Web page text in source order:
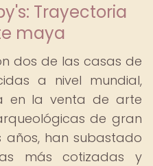
Trayectoria
maya
dos de las casas de
a nivel mundial,
en la venta de arte
de gran
han subastado
más cotizadas y